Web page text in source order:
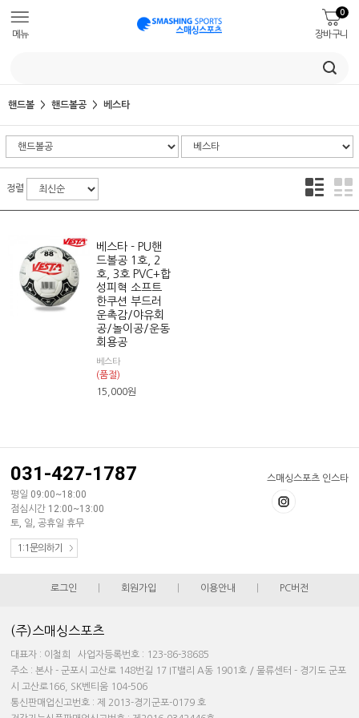
메뉴 장바구니
0
핸드볼 핸드볼공 베스타
정렬
베스타 - PU핸
드볼공 1호, 2
호, 3호 PVC+합
성피혁 소프트
한쿠션 부드러
운촉감/야유회
공/놀이공/운동
회용공
베스타
(품절)
15,000원
스매싱스포츠 인스타
031-427-1787
평일 09:00~18:00
점심시간 12:00~13:00
토, 일, 공휴일 휴무
1:1문의하기
로그인 회원가입 이용안내 PC버전
(주)스매싱스포츠
대표자 : 이철희 사업자등록번호 : 123-86-38685
주소 : 본사 - 군포시 고산로 148번길 17 IT밸리 A동 1901호 / 물류센터 - 경기도 군포
시 고산로166, SK벤티움 104-506
통신판매업신고번호 : 제 2013-경기군포-0179 호